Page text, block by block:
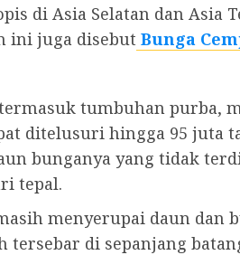
di Asia Selatan dan Asia
ini juga disebut Bunga
tumbuhan purba,
ditelusuri hingga 95 juta
bunganya yang tidak
tepal.
menyerupai daun dan
tersebar di sepanjang